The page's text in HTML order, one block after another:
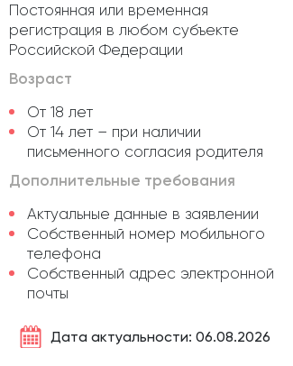
Постоянная или временная
регистрация в любом субъекте
Российской Федерации
Возраст
От 18 лет
От 14 лет – при наличии
письменного согласия родителя
Дополнительные требования
Актуальные данные в заявлении
Собственный номер мобильного
телефона
Собственный адрес электронной
почты
Дата актуальности: 06.08.2026